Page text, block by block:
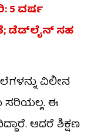
5 ವರ್ಷ
ಡೆಡ್‌ಲೈನ್ ಸಹ
ವಿಲೀನ
ಸರಿಯಲ್ಲ. ಈ
ಆದರೆ ಶಿಕ್ಷಣ